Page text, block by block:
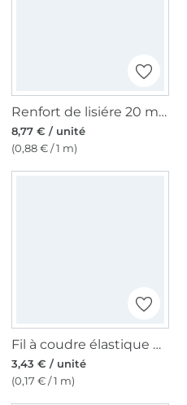
Renfort de lisiére 20 mm, blanc
8,77 € / unité
(0,88 € / 1 m)
Fil à coudre élastique 0,5 mm noir
3,43 € / unité
(0,17 € / 1 m)